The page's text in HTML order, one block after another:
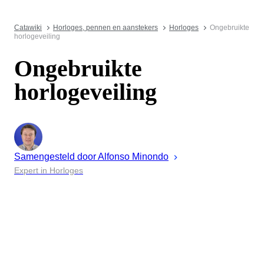
Catawiki Horloges, pennen en aanstekers Horloges
Ongebruikte
horlogeveiling
Ongebruikte
horlogeveiling
Samengesteld doorAlfonso Minondo
Expert in Horloges